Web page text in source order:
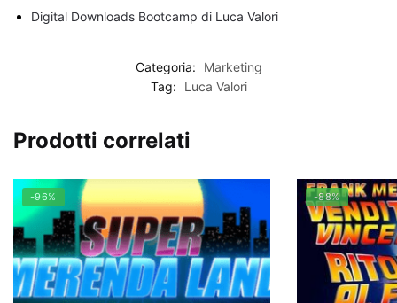
Digital Downloads Bootcamp di Luca Valori
Categoria:
Marketing
Tag:
Luca Valori
Prodotti correlati
-96% -88%